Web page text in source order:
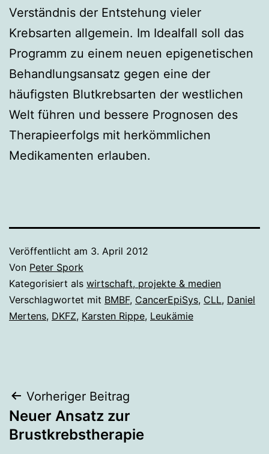
Verständnis der Entstehung vieler
Krebsarten allgemein. Im Idealfall soll das
Programm zu einem neuen epigenetischen
Behandlungsansatz gegen eine der
häufigsten Blutkrebsarten der westlichen
Welt führen und bessere Prognosen des
Therapieerfolgs mit herkömmlichen
Medikamenten erlauben.
Veröffentlicht am 3. April 2012
Von Peter Spork
Kategorisiert als wirtschaft, projekte & medien
Verschlagwortet mit BMBF, CancerEpiSys, CLL, Daniel
Mertens, DKFZ, Karsten Rippe, Leukämie
Beitragsnavigation
Vorheriger Beitrag
Neuer Ansatz zur
Brustkrebstherapie